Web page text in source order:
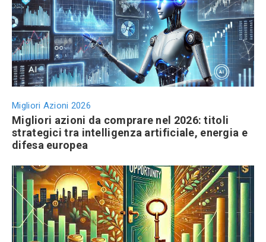
Migliori Azioni 2026
Migliori azioni da comprare nel 2026: titoli
strategici tra intelligenza artificiale, energia e
difesa europea